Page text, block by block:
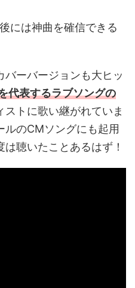
には神曲を確信できる
バーバージョンも大ヒッ
代表するラブソングの
ストに歌い継がれていま
ルのCMソングにも起用
聴いたことあるはず！